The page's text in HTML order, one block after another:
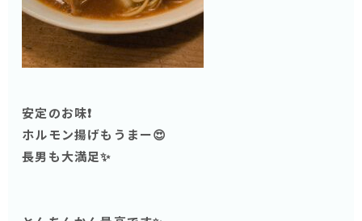
安定のお味❗️
ホルモン揚げもうまー😍
長男も大満足✨